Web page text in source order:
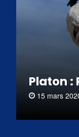
Platon :
15 mars